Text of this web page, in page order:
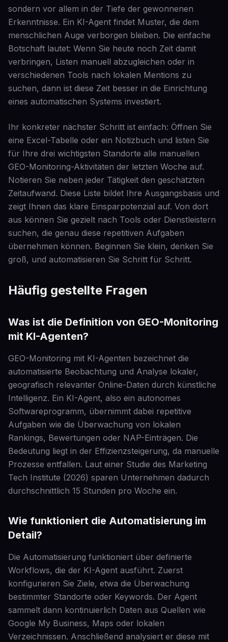
sondern vor allem in der Tiefe der gewonnenen
Erkenntnisse. Ein KI-Agent findet Muster, die dem
menschlichen Auge verborgen bleiben. Die einfache
Botschaft lautet: Wenn Sie heute noch Zeit damit
verbringen, Listen manuell abzugleichen oder in
verschiedenen Tools nach lokalen Mentions zu
suchen, dann ist diese Zeit besser in die Einrichtung
eines automatischen Systems investiert.
Ihr konkreter nächster Schritt ist einfach: Öffnen Sie
eine Excel-Tabelle oder ein Notizbuch und listen Sie
für Ihre drei wichtigsten Standorte alle manuellen
GEO-Monitoring-Aktivitäten der letzten Woche auf.
Notieren Sie neben jeder Tätigkeit den geschätzten
Zeitaufwand. Diese Liste bildet Ihre Ausgangsbasis und
zeigt Ihnen das klare Einsparpotenzial auf. Von dort
aus können Sie gezielt nach Tools oder Dienstleistern
suchen, die genau diese repetitiven Aufgaben
übernehmen können. Beginnen Sie klein, denken Sie
groß, und automatisieren Sie Schritt für Schritt.
Häufig gestellte Fragen
Was ist die Definition von GEO-Monitoring
mit KI-Agenten?
GEO-Monitoring mit KI-Agenten bezeichnet die
automatisierte Beobachtung und Analyse lokaler,
geografisch relevanter Online-Daten durch künstliche
Intelligenz. Ein KI-Agent, also ein autonomes
Softwareprogramm, übernimmt dabei repetitive
Aufgaben wie die Überwachung von lokalen
Rankings, Bewertungen oder NAP-Einträgen. Die
Bedeutung liegt in der Effizienzsteigerung, da manuelle
Prozesse entfallen. Laut einer Studie des Marketing
Tech Institute (2026) sparen Unternehmen dadurch
durchschnittlich 15 Stunden pro Woche ein.
Wie funktioniert die Automatisierung im
Detail?
Die Automatisierung funktioniert über definierte
Workflows, die der KI-Agent ausführt. Zuerst
konfigurieren Sie Ziele, etwa die Überwachung
bestimmter Standorte oder Keywords. Der Agent
sammelt dann kontinuierlich Daten aus Quellen wie
Google My Business, Maps oder lokalen
Verzeichnissen. Anschließend analysiert er diese mit